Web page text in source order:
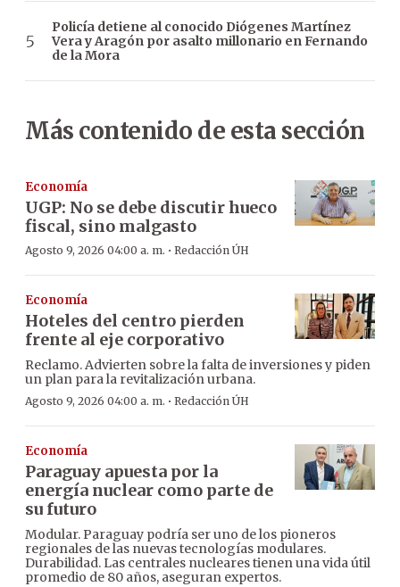
Policía detiene al conocido Diógenes Martínez
Vera y Aragón por asalto millonario en Fernando
de la Mora
Más contenido de esta sección
Economía
UGP: No se debe discutir hueco
fiscal, sino malgasto
Agosto 9, 2026 04:00 a. m. · Redacción ÚH
Economía
Hoteles del centro pierden
frente al eje corporativo
Reclamo. Advierten sobre la falta de inversiones y piden
un plan para la revitalización urbana.
Agosto 9, 2026 04:00 a. m. · Redacción ÚH
Economía
Paraguay apuesta por la
energía nuclear como parte de
su futuro
Modular. Paraguay podría ser uno de los pioneros
regionales de las nuevas tecnologías modulares.
Durabilidad. Las centrales nucleares tienen una vida útil
promedio de 80 años, aseguran expertos.